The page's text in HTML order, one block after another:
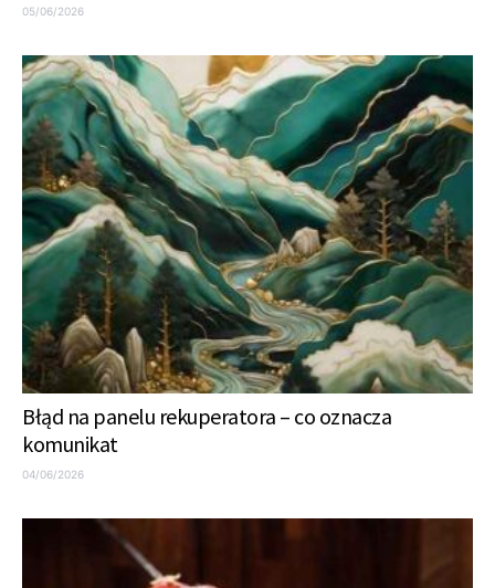
05/06/2026
Błąd na panelu rekuperatora – co oznacza
komunikat
04/06/2026